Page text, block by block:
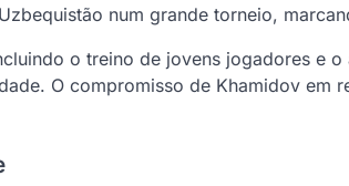
num grande torneio,
o treino de jovens jogadores e
O compromisso de Khamidov em